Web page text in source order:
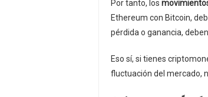
Por tanto, los
Ethereum con Bitcoin,
pérdida o ganancia,
Eso sí, si tienes
fluctuación del mercado,